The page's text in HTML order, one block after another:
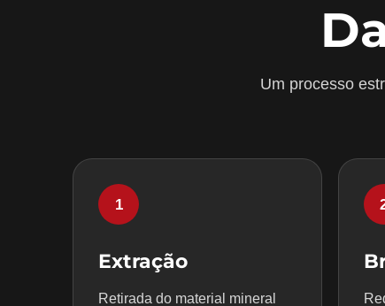
Um processo
1
Extração
Retirada do material mineral